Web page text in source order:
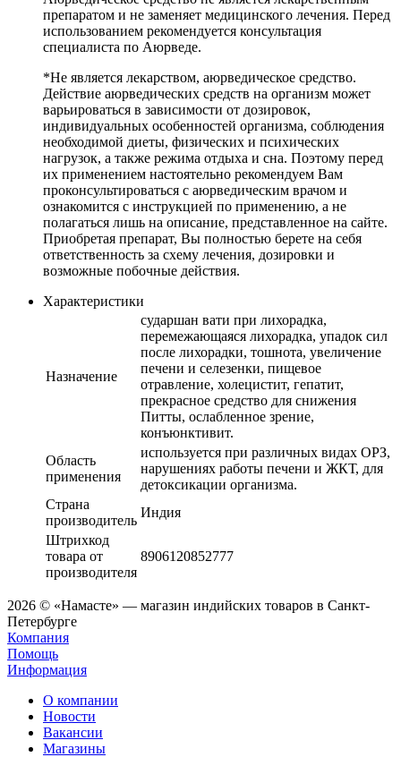
препаратом и не заменяет медицинского лечения. Перед
использованием рекомендуется консультация
специалиста по Аюрведе.
*Не является лекарством, аюрведическое средство.
Действие аюрведических средств на организм может
варьироваться в зависимости от дозировок,
индивидуальных особенностей организма, соблюдения
необходимой диеты, физических и психических
нагрузок, а также режима отдыха и сна. Поэтому перед
их применением настоятельно рекомендуем Вам
проконсультироваться с аюрведическим врачом и
ознакомится с инструкцией по применению, а не
полагаться лишь на описание, представленное на сайте.
Приобретая препарат, Вы полностью берете на себя
ответственность за схему лечения, дозировки и
возможные побочные действия.
Характеристики
Назначение
сударшан вати при лихорадка,
перемежающаяся лихорадка, упадок сил
после лихорадки, тошнота, увеличение
печени и селезенки, пищевое
отравление, холецистит, гепатит,
прекрасное средство для снижения
Питты, ослабленное зрение,
конъюнктивит.
Область
применения
используется при различных видах ОРЗ,
нарушениях работы печени и ЖКТ, для
детоксикации организма.
Страна
производитель
Индия
Штрихкод
товара от
производителя
8906120852777
2026 © «Намасте» — магазин индийских товаров в Санкт-
Петербурге
Компания
Помощь
Информация
О компании
Новости
Вакансии
Магазины